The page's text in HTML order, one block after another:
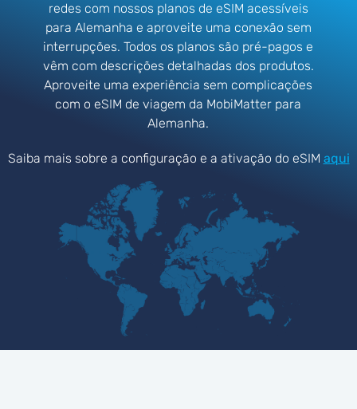
redes com nossos planos de eSIM acessíveis
para Alemanha e aproveite uma conexão sem
interrupções. Todos os planos são pré-pagos e
vêm com descrições detalhadas dos produtos.
Aproveite uma experiência sem complicações
com o eSIM de viagem da MobiMatter para
Alemanha.
Saiba mais sobre a configuração e a ativação do eSIM aqui